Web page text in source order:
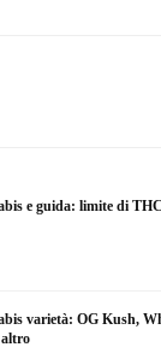
e guida: limite di
varietà: OG Kush,